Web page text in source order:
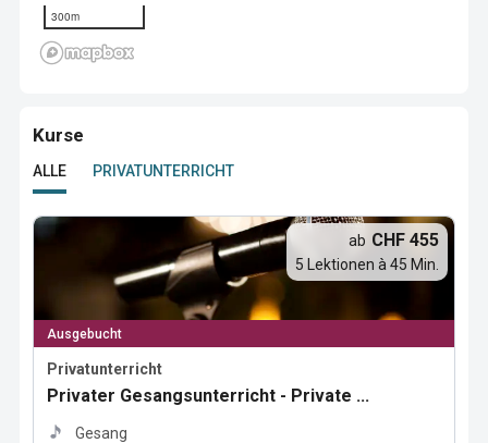
300m
Kurse
ALLE PRIVATUNTERRICHT
Ausgebucht
Privatunterricht
Privater Gesangsunterricht - Private ...
Gesang
ab CHF 455
5 Lektionen à 45 Min.